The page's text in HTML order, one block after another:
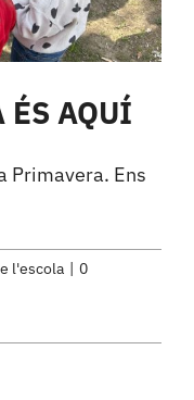
ÉS AQUÍ
Primavera. Ens
l'escola
0